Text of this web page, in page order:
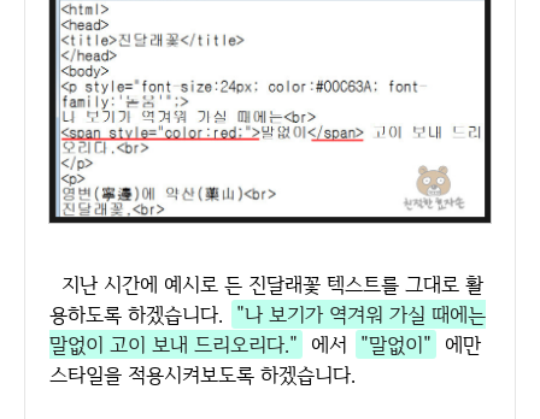
지난 시간에 예시로 든 진달래꽃 텍스트를 그대로 활
용하도록 하겠습니다. "나 보기가 역겨워 가실 때에는
말없이 고이 보내 드리오리다." 에서 "말없이" 에만
스타일을 적용시켜보도록 하겠습니다.